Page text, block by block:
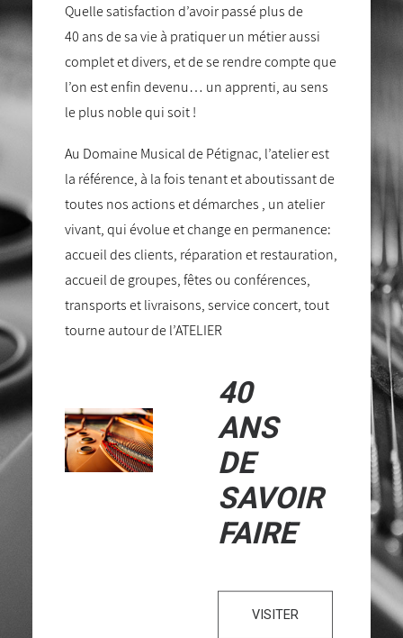
Quelle satisfaction d’avoir passé plus de
40 ans de sa vie à pratiquer un métier aussi
complet et divers, et de se rendre compte que
l’on est enfin devenu… un apprenti, au sens
le plus noble qui soit !
Au Domaine Musical de Pétignac, l’atelier est
la référence, à la fois tenant et aboutissant de
toutes nos actions et démarches , un atelier
vivant, qui évolue et change en permanence:
accueil des clients, réparation et restauration,
accueil de groupes, fêtes ou conférences,
transports et livraisons, service concert, tout
tourne autour de l’ATELIER
40
ANS
DE
SAVOIR
FAIRE
VISITER